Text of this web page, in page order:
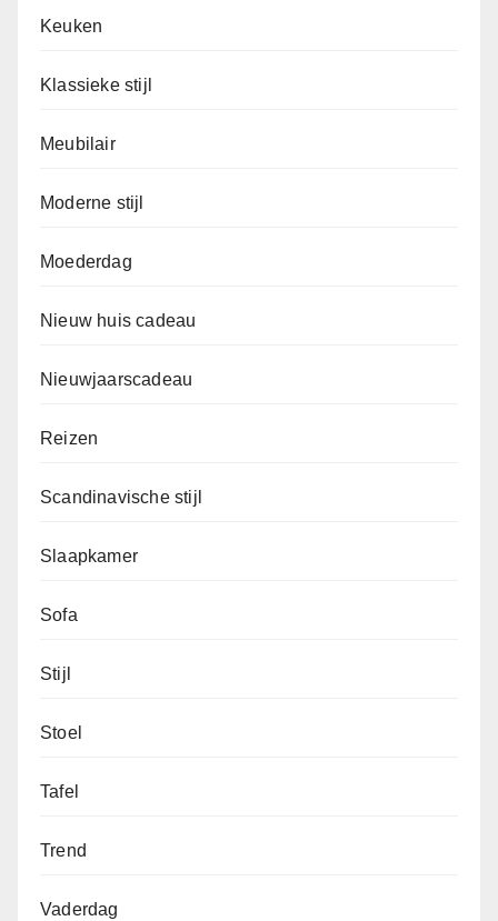
Keuken
Klassieke stijl
Meubilair
Moderne stijl
Moederdag
Nieuw huis cadeau
Nieuwjaarscadeau
Reizen
Scandinavische stijl
Slaapkamer
Sofa
Stijl
Stoel
Tafel
Trend
Vaderdag